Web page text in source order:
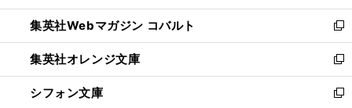
開
く
ウ
で
開
く
ン
ド
ウ
で
開
く
ウ
ィ
ン
ド
ウ
で
集英社Webマガジン コバルト
新
し
い
ウ
ィ
集英社オレンジ文庫
新
し
い
シフォン文庫
新